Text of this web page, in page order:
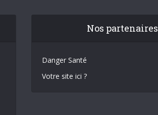
Nos partenaires
Danger Santé
Votre site ici ?